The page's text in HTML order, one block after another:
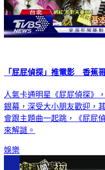
「屁屁偵探」推電影 香蕉
人氣卡通明星《屁屁偵探》
銀幕，深受大小朋友歡迎，
會跟主題曲一起跳，《屁屁
來解謎。
娛樂